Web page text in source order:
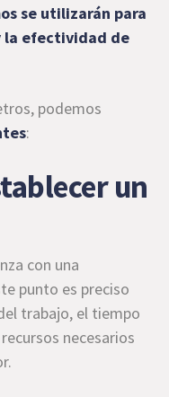
se utilizarán para
la efectividad de
podemos
:
un
con una
punto es preciso
trabajo, el tiempo
necesarios